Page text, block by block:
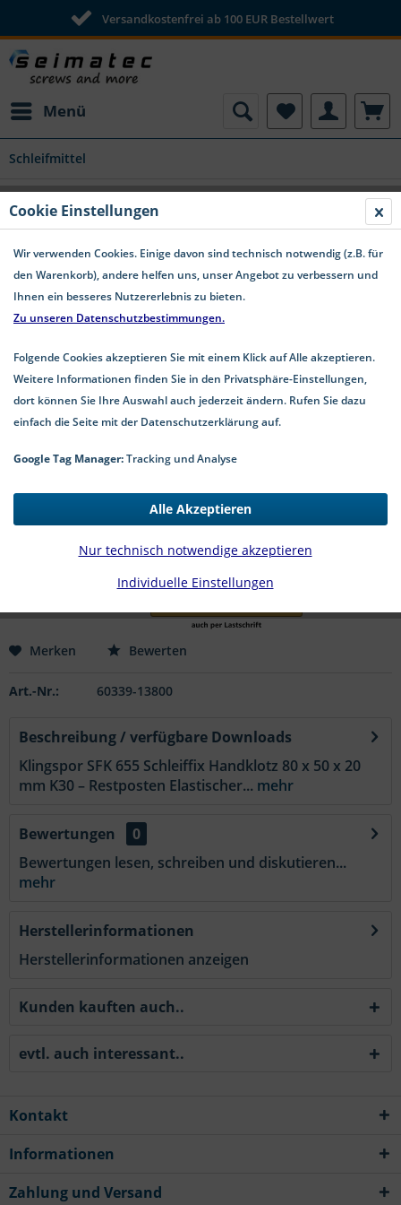
Versandkostenfrei ab 100 EUR Bestellwert
Menü
Schleifmittel
SFK 655 Schleiffix Handklotz 80x50x20
mm K 30 - Restposten
zzgl. Versandkosten
1-4 Werktage Lieferzeit
Merken Bewerten
Art.-Nr.: 60339-13800
Beschreibung / verfügbare Downloads
Klingspor SFK 655 Schleiffix Handklotz 80 x 50 x 20
mm K30 – Restposten Elastischer... mehr
Bewertungen
0
Bewertungen lesen, schreiben und diskutieren...
mehr
Herstellerinformationen
Herstellerinformationen anzeigen
Kunden kauften auch..
evtl. auch interessant..
Kontakt
Informationen
Zahlung und Versand
Cookie Einstellungen
Wir verwenden Cookies. Einige davon sind technisch notwendig (z.B. für
den Warenkorb), andere helfen uns, unser Angebot zu verbessern und
Ihnen ein besseres Nutzererlebnis zu bieten.
Zu unseren Datenschutzbestimmungen.
Folgende Cookies akzeptieren Sie mit einem Klick auf Alle akzeptieren.
Weitere Informationen finden Sie in den Privatsphäre-Einstellungen,
dort können Sie Ihre Auswahl auch jederzeit ändern. Rufen Sie dazu
einfach die Seite mit der Datenschutzerklärung auf.
Google Tag Manager:Tracking und Analyse
Individuelle Einstellungen
Nur technisch notwendige akzeptieren
Alle Akzeptieren